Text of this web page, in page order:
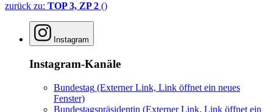
zurück zu: TOP 3, ZP 2 ()
Instagram
Instagram-Kanäle
Bundestag (Externer Link, Link öffnet ein neues
Fenster)
Bundestagspräsidentin (Externer Link, Link öffnet ein